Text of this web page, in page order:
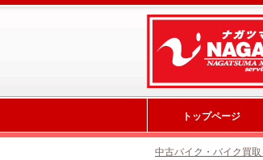
トップページ
中古バイク・バイク買